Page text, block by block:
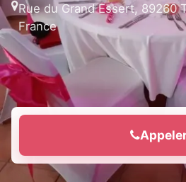
Rue du Grand Essert, 89260
France